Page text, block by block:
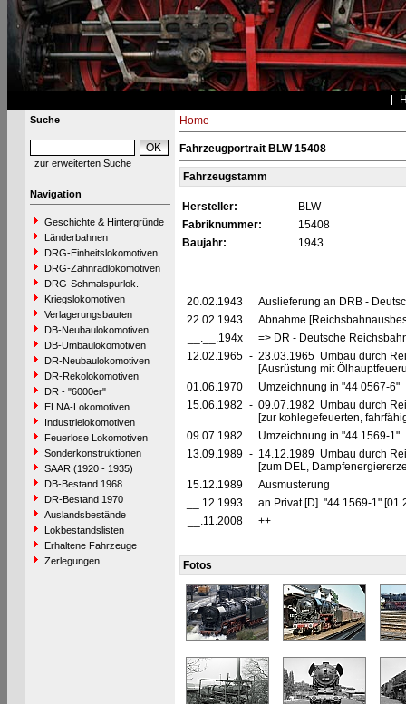
Suche
zur erweiterten Suche
Navigation
Geschichte & Hintergründe
Länderbahnen
DRG-Einheitslokomotiven
DRG-Zahnradlokomotiven
DRG-Schmalspurlok.
Kriegslokomotiven
Verlagerungsbauten
DB-Neubaulokomotiven
DB-Umbaulokomotiven
DR-Neubaulokomotiven
DR-Rekolokomotiven
DR - "6000er"
ELNA-Lokomotiven
Industrielokomotiven
Feuerlose Lokomotiven
Sonderkonstruktionen
SAAR (1920 - 1935)
DB-Bestand 1968
DR-Bestand 1970
Auslandsbestände
Lokbestandslisten
Erhaltene Fahrzeuge
Zerlegungen
Home
Fahrzeugportrait BLW 15408
Fahrzeugstamm
Hersteller:
BLW
Fabriknummer:
15408
Baujahr:
1943
20.02.1943
Auslieferung an DRB -
22.02.1943
Abnahme
__.__.194x
=> DR - Deutsche
12.02.1965 - 23.03.1965 Umbau durch
[Ausrüstung mit
01.06.1970
Umzeichnung in "44 0567-6"
15.06.1982 - 09.07.1982 Umbau durch
[zur kohlegefeuerten,
09.07.1982
Umzeichnung in "44 1569-1"
13.09.1989 - 14.12.1989 Umbau durch
[zum DEL,
15.12.1989
Ausmusterung
__.12.1993
an Privat [D] "44 1569-1"
__.11.2008
++
Fotos